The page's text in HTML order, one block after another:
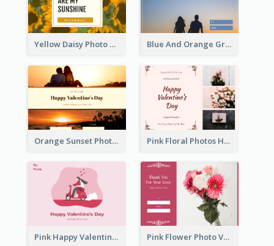
Yellow Daisy Photo Valentines Day Gift Card Blue And Orange Gradient Photo Valentines Day Gift Card
Orange Sunset Photo Valentines Day Gift Card Pink Floral Photos Happy Valentines Day Gift Card
Pink Happy Valentine's Day Illustration Gift Card Pink Flower Photo Valentine's Day Gift Card